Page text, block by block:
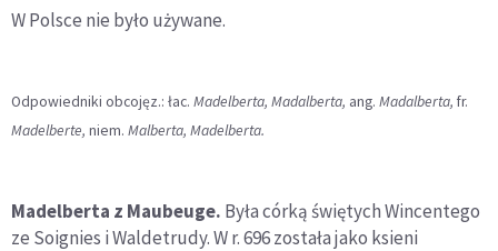
W Polsce nie było używane.
Odpowiedniki obcojęz.: łac. Madelberta, Madalberta, ang. Madalberta, fr.
Madelberte, niem. Malberta, Madelberta.
Madelberta z Maubeuge. Była córką świętych Wincentego
ze Soignies i Waldetrudy. W r. 696 została jako ksieni